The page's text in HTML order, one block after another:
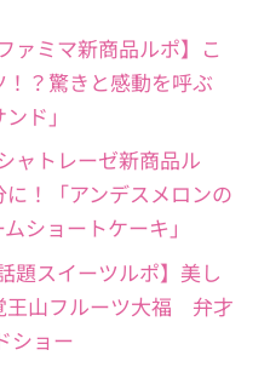
ァミマ新商品ルポ】こ
？驚きと感動を呼ぶ
ド」
ャトレーゼ新商品ル
！「アンデスメロンの
ショートケーキ」
題スイーツルポ】美し
王山フルーツ大福 弁才
ショー